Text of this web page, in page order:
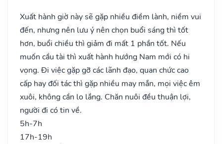
Xuất hành giờ này sẽ gặp nhiều điềm lành, niềm vui
đến, nhưng nên lưu ý nên chọn buổi sáng thì tốt
hơn, buổi chiều thì giảm đi mất 1 phần tốt. Nếu
muốn cầu tài thì xuất hành hướng Nam mới có hi
vọng. Đi việc gặp gỡ các lãnh đạo, quan chức cao
cấp hay đối tác thì gặp nhiều may mắn, mọi việc êm
xuôi, không cần lo lắng. Chăn nuôi đều thuận lợi,
người đi có tin về.
5h-7h
17h-19h